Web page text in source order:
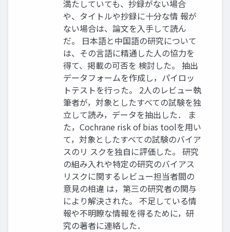
満たしていても、抄録がない場合
や、タイトルや抄録に十分な情 報が
ない場合は、論文を入手して読ん
だ。 日本語と中国語の研究について
は、その言語に精通した人の協力を
得て、掲載の可否を 検討した。 抽出
データフォームを作成し，パイロッ
トテストを行った。 2人のレビュー執
筆者が，対象としたすべての試験を独
立して読み，データを抽出した． ま
た，Cochrane risk of bias toolを用い
て，対象としたすべての試験のバイア
スのリ スクを独自に評価した。 研究
の組み入れや特定の研究のバイアス
リスクに関するレビュー担当者間の
意見の相違 は，第三の研究者の関与
により解決された。 不足している情
報や不明瞭な情報を得るために，研
究の著者に連絡した．